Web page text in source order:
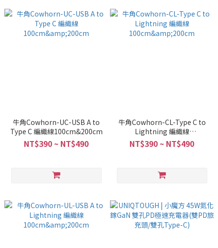
牛角Cowhorn-UC-USB A to
Type C 編織線100cm&200cm
NT$390 ~ NT$490
牛角Cowhorn-CL-Type C to
Lightning 編織線
100cm&200cm
NT$390 ~ NT$490